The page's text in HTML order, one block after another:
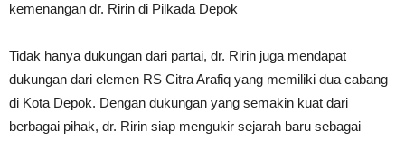
kemenangan dr. Ririn di Pilkada Depok
Tidak hanya dukungan dari partai, dr. Ririn juga mendapat
dukungan dari elemen RS Citra Arafiq yang memiliki dua cabang
di Kota Depok. Dengan dukungan yang semakin kuat dari
berbagai pihak, dr. Ririn siap mengukir sejarah baru sebagai